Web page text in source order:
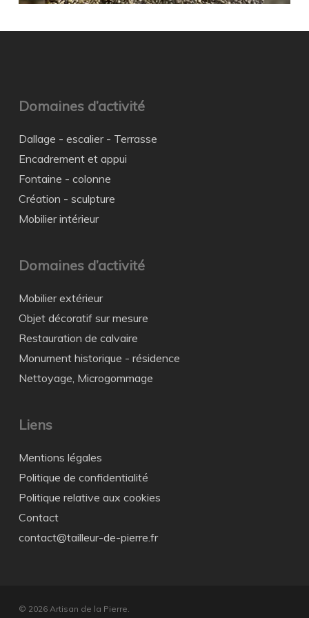
Domaines d’activité
Dallage - escalier - Terrasse
Encadrement et appui
Fontaine - colonne
Création - sculpture
Mobilier intérieur
Domaines d’activité
Mobilier extérieur
Objet décoratif sur mesure
Restauration de calvaire
Monument historique - résidence
Nettoyage, Microgommage
Liens
Mentions légales
Politique de confidentialité
Politique relative aux cookies
Contact
contact@tailleur-de-pierre.fr
© 2026 Artisan de la Pierre.